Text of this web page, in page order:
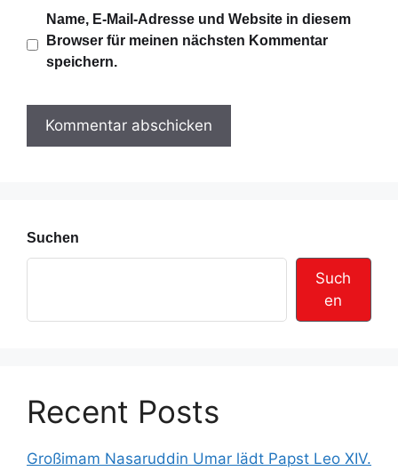
-
r
s
i
Name, E-Mail-Adresse und Website in diesem
Browser für meinen nächsten Kommentar
speichern.
Suchen
Such
en
Recent Posts
Großimam Nasaruddin Umar lädt Papst Leo XIV.